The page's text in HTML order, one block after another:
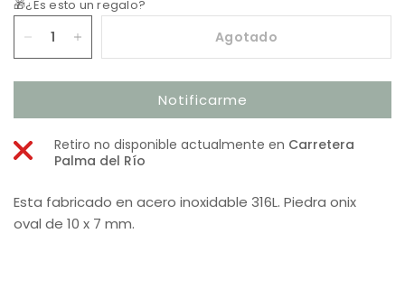
🎁¿Es esto un regalo?
Agotado
Notificarme
Retiro no disponible actualmente en Carretera
Palma del Río
Esta fabricado en acero inoxidable 316L. Piedra onix
oval de 10 x 7 mm.